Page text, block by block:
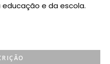
e da escola.